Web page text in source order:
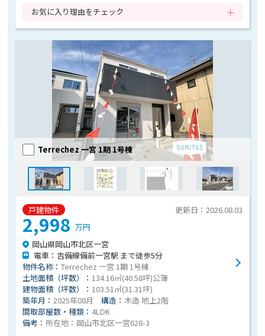
お気に入り理由をチェック
戸建物件
Terrechez 一宮 1期 1号棟
更新日：2026.08.03
2,998万円
岡山県岡山市北区一宮
電車：吉備線備前一宮駅 まで徒歩5分
物件名称：Terrechez 一宮 1期 1号棟
土地面積（坪数）：134.16㎡(40.58坪)公簿
建物面積（坪数）：103.51㎡(31.31坪)
築年月：2025年08月 構造：木造 地上2階
間取部屋数・種類： 4LDK
備考：所在地：岡山市北区一宮628-3